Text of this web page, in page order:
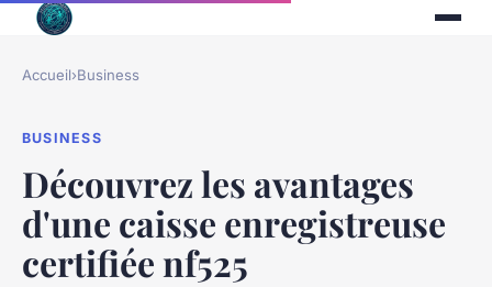
Accueil›Business
BUSINESS
Découvrez les avantages
d'une caisse enregistreuse
certifiée nf525